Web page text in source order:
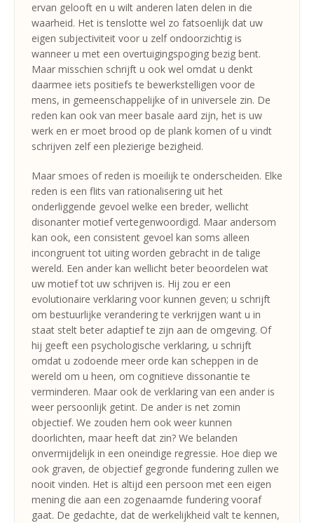
ervan gelooft en u wilt anderen laten delen in die
waarheid. Het is tenslotte wel zo fatsoenlijk dat uw
eigen subjectiviteit voor u zelf ondoorzichtig is
wanneer u met een overtuigingspoging bezig bent.
Maar misschien schrijft u ook wel omdat u denkt
daarmee iets positiefs te bewerkstelligen voor de
mens, in gemeenschappelijke of in universele zin. De
reden kan ook van meer basale aard zijn, het is uw
werk en er moet brood op de plank komen of u vindt
schrijven zelf een plezierige bezigheid.
Maar smoes of reden is moeilijk te onderscheiden. Elke
reden is een flits van rationalisering uit het
onderliggende gevoel welke een breder, wellicht
disonanter motief vertegenwoordigd. Maar andersom
kan ook, een consistent gevoel kan soms alleen
incongruent tot uiting worden gebracht in de talige
wereld. Een ander kan wellicht beter beoordelen wat
uw motief tot uw schrijven is. Hij zou er een
evolutionaire verklaring voor kunnen geven; u schrijft
om bestuurlijke verandering te verkrijgen want u in
staat stelt beter adaptief te zijn aan de omgeving. Of
hij geeft een psychologische verklaring, u schrijft
omdat u zodoende meer orde kan scheppen in de
wereld om u heen, om cognitieve dissonantie te
verminderen. Maar ook de verklaring van een ander is
weer persoonlijk getint. De ander is net zomin
objectief. We zouden hem ook weer kunnen
doorlichten, maar heeft dat zin? We belanden
onvermijdelijk in een oneindige regressie. Hoe diep we
ook graven, de objectief gegronde fundering zullen we
nooit vinden. Het is altijd een persoon met een eigen
mening die aan een zogenaamde fundering vooraf
gaat. De gedachte, dat de werkelijkheid valt te kennen,